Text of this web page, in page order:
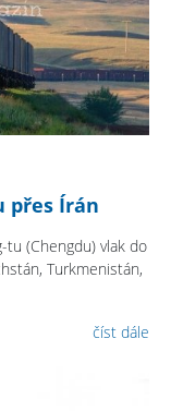
přes Írán
tu (Chengdu) vlak do
Turkmenistán,
číst dále